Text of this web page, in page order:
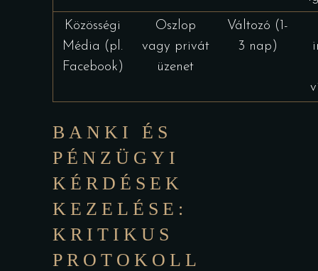
Közösségi
Média (pl.
Facebook)
Oszlop
vagy privát
üzenet
Változó (1-
3 nap)
BANKI ÉS
PÉNZÜGYI
KÉRDÉSEK
KEZELÉSE:
KRITIKUS
PROTOKOLL